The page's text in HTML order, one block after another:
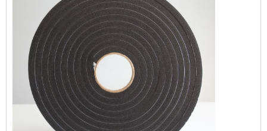
SOBRE FITA DE ESPUMA P...